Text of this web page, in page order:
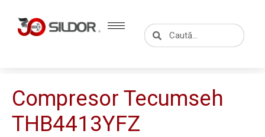
content
CautăCaută
Compresor Tecumseh
THB4413YFZ